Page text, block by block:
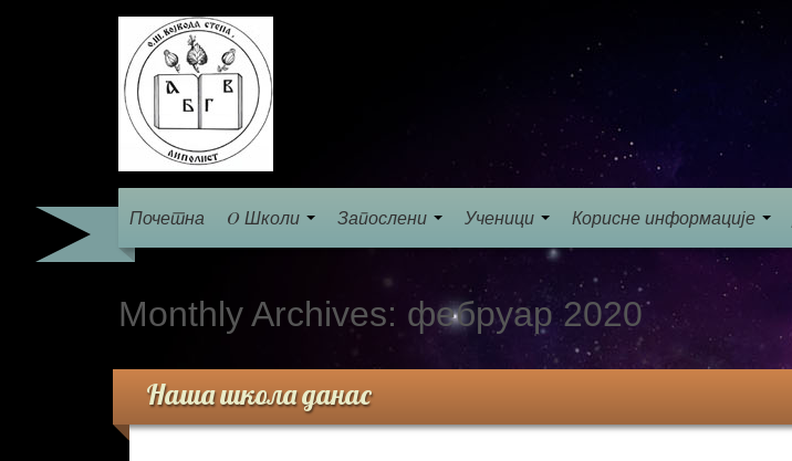
Почетна O Школи Запослени Ученици Корисне информације
Monthly Archives: фебруар 2020
Наша школа данас